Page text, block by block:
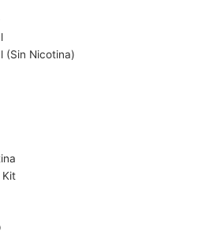
(Sin Nicotina)
Kit